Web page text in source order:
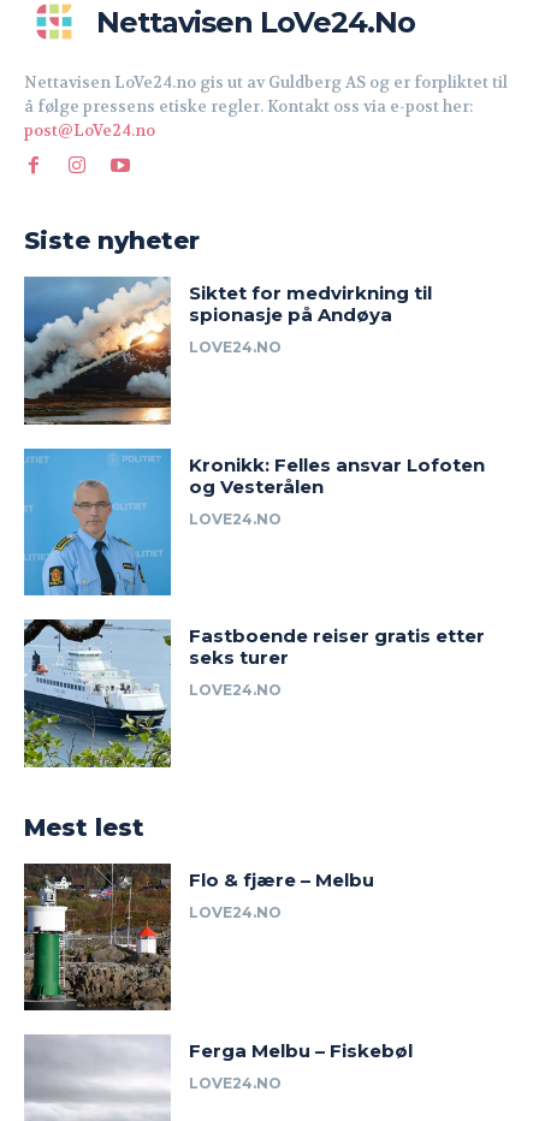
Nettavisen LoVe24.no
Nettavisen LoVe24.no gis ut av Guldberg AS og er forpliktet til
å følge pressens etiske regler. Kontakt oss via e-post her:
post@LoVe24.no
Siste nyheter
Siktet for medvirkning til
spionasje på Andøya
LOVE24.NO
Kronikk: Felles ansvar Lofoten
og Vesterålen
LOVE24.NO
Fastboende reiser gratis etter
seks turer
LOVE24.NO
Mest lest
Flo & fjære – Melbu
LOVE24.NO
Ferga Melbu – Fiskebøl
LOVE24.NO